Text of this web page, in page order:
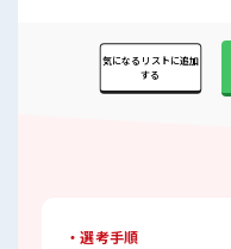
気になるリストに追加
する
・選考手順